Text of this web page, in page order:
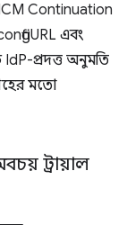
Continuation
এবং
প্রদত্ত অনুমতি
মতো
ট্রায়াল